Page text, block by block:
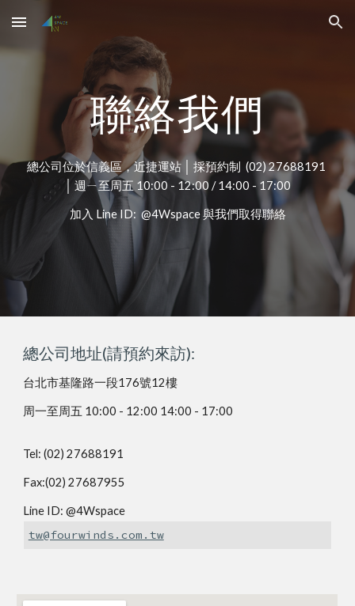
Skip to main content Skip to navigation
聯絡我們
總公司位於信義區，近捷運站 │ 採預約制 (02) 27688191
│ 週ㄧ至周五 10:00 - 12:00 /14:00 - 17:00
加入 Line ID: @4Wspace 與我們取得聯絡
總公司地址(請預約來訪):
台北市基隆路一段176號12樓
周一至周五 10:00 - 12:00 14:00 - 17:00
Tel: (02) 27688191
Fax:(02) 27687955
Line ID: @4Wspace
tw@fourwinds.com.tw